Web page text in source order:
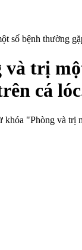
số bệnh thường
và trị
cá
khóa "Phòng và trị